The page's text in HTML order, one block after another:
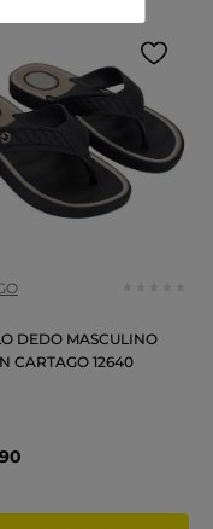
DEDO MASCULINO
CARTAGO 12640
90